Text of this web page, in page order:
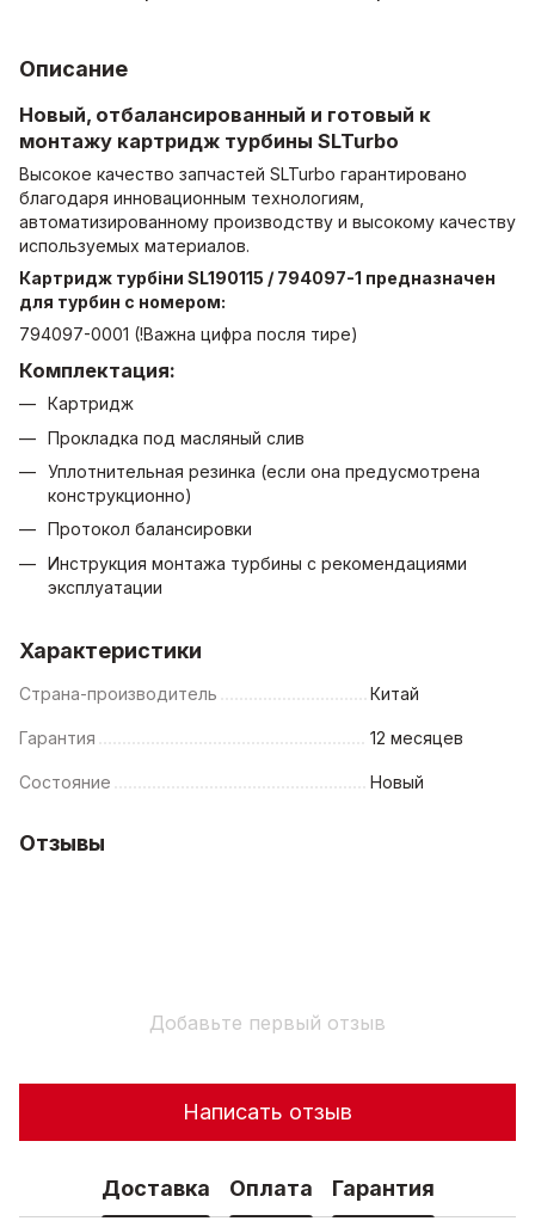
Описание
Новый, отбалансированный и готовый к
монтажу картридж турбины SLTurbo
Высокое качество запчастей SLTurbo гарантировано
благодаря инновационным технологиям,
автоматизированному производству и высокому качеству
используемых материалов.
Картридж турбіни SL190115 / 794097-1 предназначен
для турбин с номером:
794097-0001 (!Важна цифра посля тире)
Комплектация:
Картридж
Прокладка под масляный слив
Уплотнительная резинка (если она предусмотрена
конструкционно)
Протокол балансировки
Инструкция монтажа турбины с рекомендациями
эксплуатации
Характеристики
Страна-производитель Китай
Гарантия 12 месяцев
Состояние Новый
Отзывы
Добавьте первый отзыв
Написать отзыв
Доставка Оплата Гарантия